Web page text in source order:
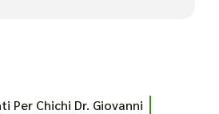
Per Chichi Dr. Giovanni